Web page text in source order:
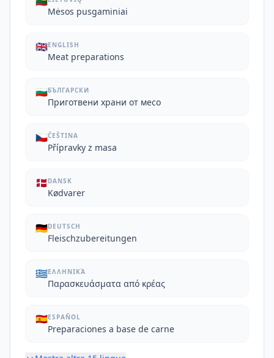
Mėsos pusgaminiai
🇬🇧ENGLISH
Meat preparations
🇧🇬БЪЛГАРСКИ
Приготвени храни от месо
🇨🇿ČEŠTINA
Přípravky z masa
🇩🇰 DANSK
Kødvarer
🇩🇪DEUTSCH
Fleischzubereitungen
🇬🇷ΕΛΛΗΝΙΚΆ
Παρασκευάσματα από κρέας
🇪🇸ESPAÑOL
Preparaciones a base de carne